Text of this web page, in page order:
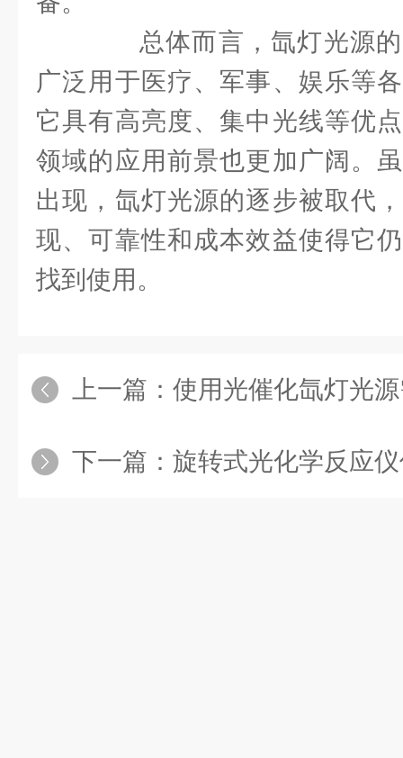
总体而言，氙灯光源的
广泛用于医疗、军事、娱乐等
它具有高亮度、集中光线等优
领域的应用前景也更加广阔。
出现，氙灯光源的逐步被取代
现、可靠性和成本效益使得它
找到使用。
上一篇： 使用光催化氙灯光源需
下一篇： 旋转式光化学反应仪仪器